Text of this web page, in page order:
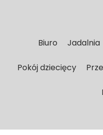
Biuro Jadalnia
Pokój dziecięcy